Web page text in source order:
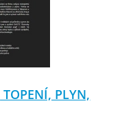
PLYN,